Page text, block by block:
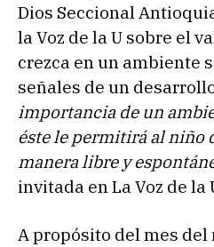
Dios Seccional
la Voz de la U sobre el
crezca en un ambiente
señales de un
importancia de un
éste le permitirá al niño
manera libre y
invitada en La Voz de la
A propósito del mes